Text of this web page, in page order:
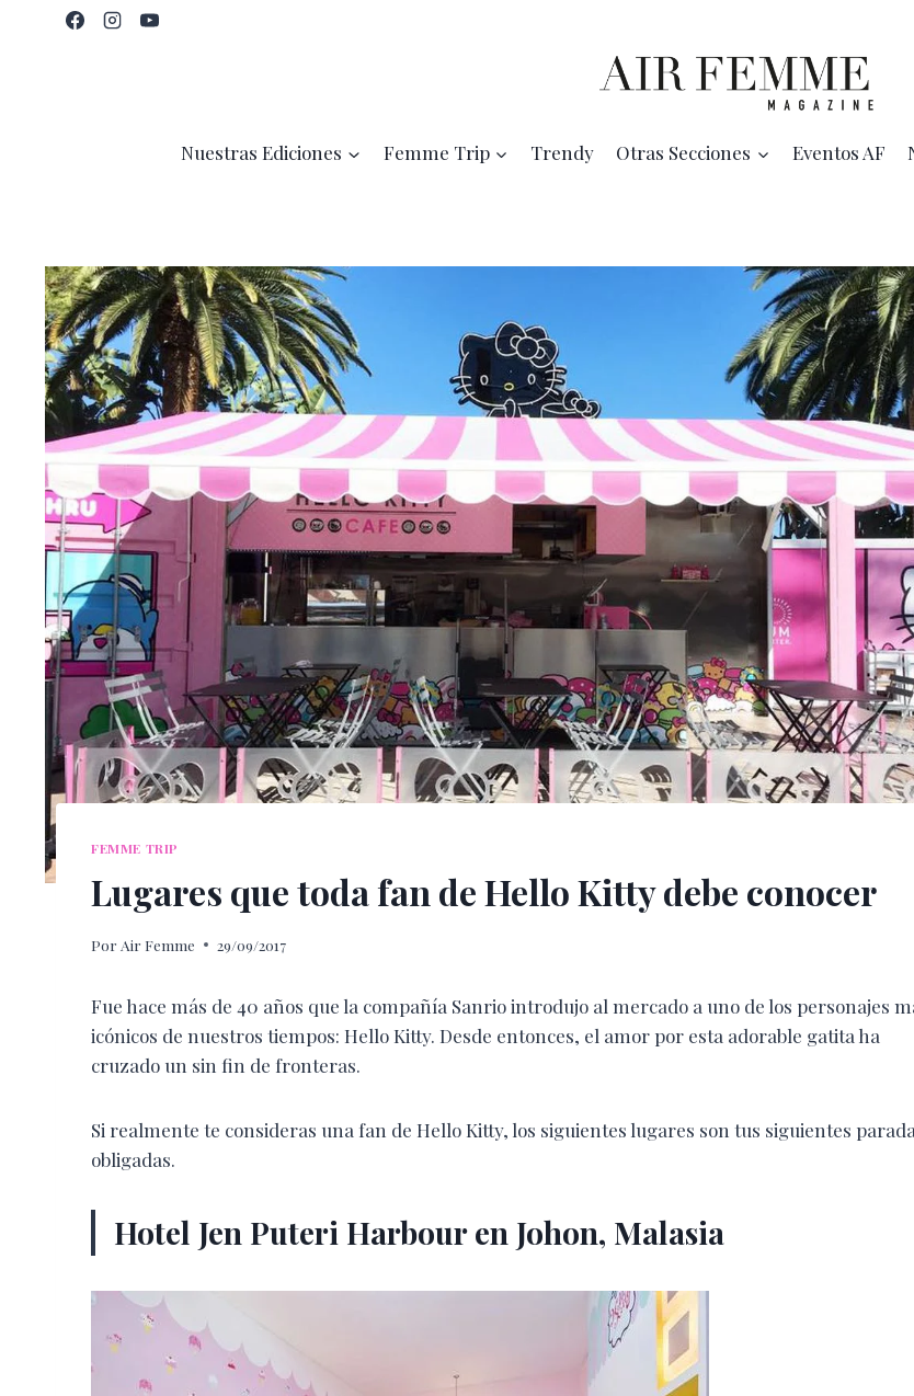
Nuestras Ediciones Femme Trip Trendy Otras Secciones Eventos AF
FEMME TRIP
Lugares que toda fan de Hello Kitty debe conocer
Por Air Femme 29/09/2017
Fue hace más de 40 años que la compañía Sanrio introdujo al mercado a uno de los personajes
icónicos de nuestros tiempos: Hello Kitty. Desde entonces, el amor por esta adorable gatita ha
cruzado un sin fin de fronteras.
Si realmente te consideras una fan de Hello Kitty, los siguientes lugares son tus siguientes
obligadas.
Hotel Jen Puteri Harbour en Johon, Malasia